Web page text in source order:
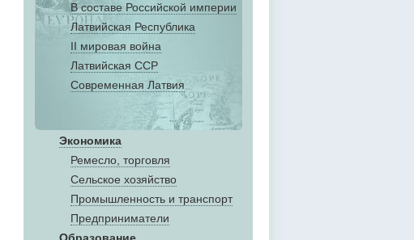
В составе Российской империи
Латвийская Республика
II мировая война
Латвийская ССР
Современная Латвия
Экономика
Ремесло, торговля
Сельское хозяйство
Промышленность и транспорт
Предприниматели